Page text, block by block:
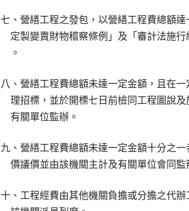
七、營繕工程之發包，以營繕工程費總額
定製變賣財物稽察條例」及「審計法施
八、營繕工程費總額未達一定金額，且在
理招標，並於開標七日前檢同工程圖說
九、營繕工程費總額未達一定金額十分之
十、工程經費由其他機關負擔或分擔之代